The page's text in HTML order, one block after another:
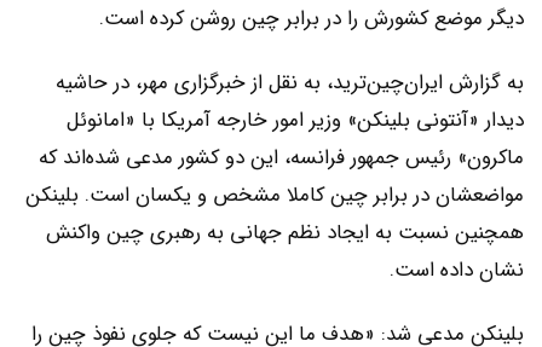
دیگر موضع کشورش را در برابر چین روشن کرده است.
به گزارش ایران‌چین‌ترید، به نقل از خبرگزاری مهر، در حاشیه
دیدار «آنتونی بلینکن» وزیر امور خارجه آمریکا با «امانوئل
ماکرون» رئیس جمهور فرانسه، این دو کشور مدعی شد‌ه‌اند که
مواضعشان در برابر چین کاملا مشخص و یکسان است. بلینکن
همچنین نسبت به ایجاد نظم جهانی به رهبری چین واکنش
نشان داده است.
بلینکن مدعی شد: «هدف ما این نیست که جلوی نفوذ چین را